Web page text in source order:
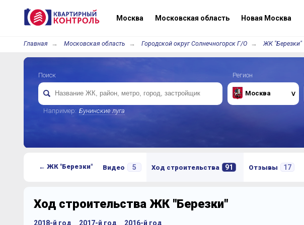
Москва Московская область Новая Москва
Главная Московская область Городской округ Солнечногорск Г/О ЖК "Березки"
Поиск
Например: Бунинские луга
Регион
Москва
← ЖК "Березки" Видео 5 Ход строительства 91 Отзывы 17
Ход строительства ЖК "Березки"
2018-й год 2017-й год 2016-й год